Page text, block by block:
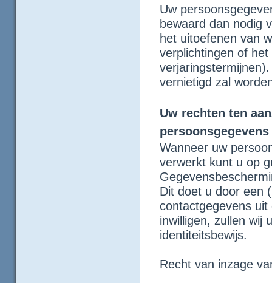
Uw
bewaard dan nodig
het uitoefenen van
verplichtingen of
vernietigd zal
Uw rechten ten
persoonsgegevens
Wanneer uw
verwerkt kunt u op
Dit doet u door een
contactgegevens
inwilligen, zullen wij
identiteitsbewijs.
Recht van inzage